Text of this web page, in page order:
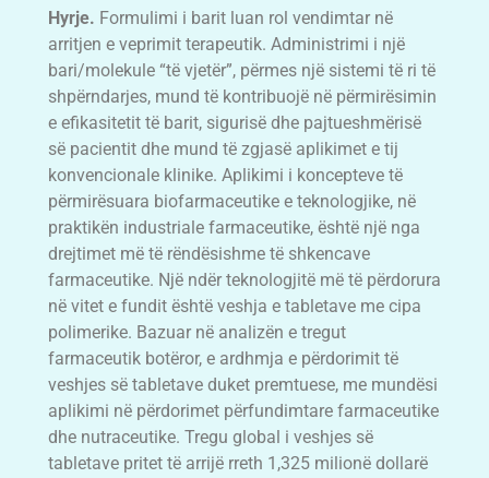
Hyrje. Formulimi i barit luan rol vendimtar në
arritjen e veprimit terapeutik. Administrimi i një
bari/molekule “të vjetër”, përmes një sistemi të ri të
shpërndarjes, mund të kontribuojë në përmirësimin
e efikasitetit të barit, sigurisë dhe pajtueshmërisë
së pacientit dhe mund të zgjasë aplikimet e tij
konvencionale klinike. Aplikimi i koncepteve të
përmirësuara biofarmaceutike e teknologjike, në
praktikën industriale farmaceutike, është një nga
drejtimet më të rëndësishme të shkencave
farmaceutike. Një ndër teknologjitë më të përdorura
në vitet e fundit është veshja e tabletave me cipa
polimerike. Bazuar në analizën e tregut
farmaceutik botëror, e ardhmja e përdorimit të
veshjes së tabletave duket premtuese, me mundësi
aplikimi në përdorimet përfundimtare farmaceutike
dhe nutraceutike. Tregu global i veshjes së
tabletave pritet të arrijë rreth 1,325 milionë dollarë